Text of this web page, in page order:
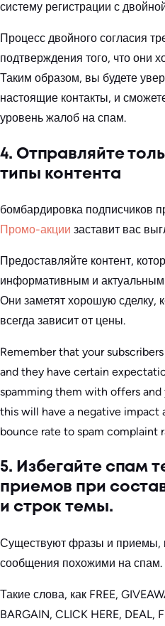
систему регистрации с
Процесс двойного согласия
подтверждения того, что они
Таким образом, вы будете
настоящие контакты, и
уровень жалоб на спам.
4. Отправляйте
типы контента
бомбардировка подписчиков
Промо-акции заставит вас
Предоставляйте контент,
информативным и
Они заметят хорошую сделку,
всегда зависит от цены.
Remember that your
and they have certain
spamming them with offers
this will have a negative impact
bounce rate to spam complaint
5. Избегайте спам
приемов при
и строк темы.
Существуют фразы и приемы,
сообщения похожими на спам.
Такие слова, как FREE,
BARGAIN, CLICK HERE, DEAL,